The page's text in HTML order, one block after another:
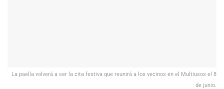
La paella volverá a ser la cita festiva que reunirá a los vecinos en el Multiusos el 8
de junio.